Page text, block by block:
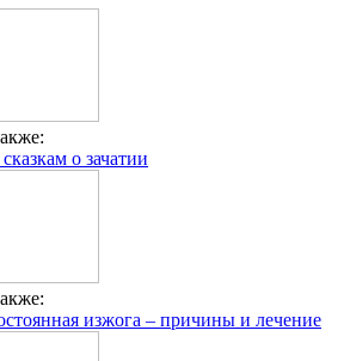
о зачатии
изжога – причины и лечение